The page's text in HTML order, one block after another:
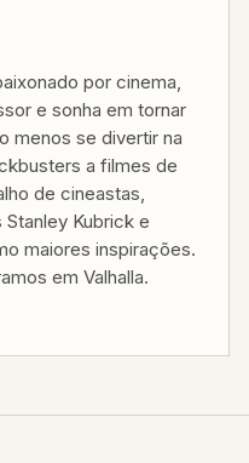
por cinema,
e sonha em tornar
menos se divertir na
a filmes de
de cineastas,
Kubrick e
maiores inspirações.
em Valhalla.